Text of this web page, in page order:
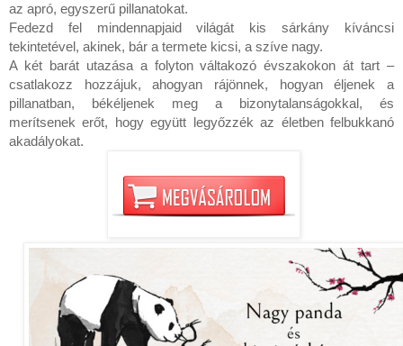
az apró, egyszerű pillanatokat.
Fedezd fel mindennapjaid világát kis sárkány kíváncsi
tekintetével, akinek, bár a termete kicsi, a szíve nagy.
A két barát utazása a folyton váltakozó évszakokon át tart –
csatlakozz hozzájuk, ahogyan rájönnek, hogyan éljenek a
pillanatban, békéljenek meg a bizonytalanságokkal, és
merítsenek erőt, hogy együtt legyőzzék az életben felbukkanó
akadályokat.